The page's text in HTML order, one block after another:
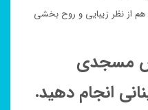
هم از نظر زیبایی و روح بخشی
مسجدی
انجام دهید.